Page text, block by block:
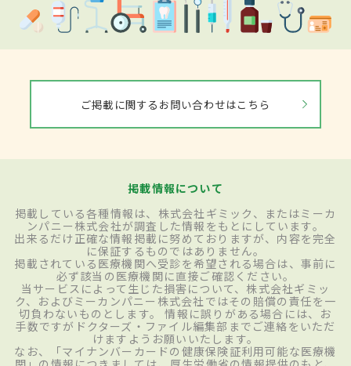
ご掲載に関するお問い合わせはこちら
掲載情報について
掲載している各種情報は、株式会社ギミック、またはミーカ
ンパニー株式会社が調査した情報をもとにしています。
出来るだけ正確な情報掲載に努めておりますが、内容を完全
に保証するものではありません。
掲載されている医療機関へ受診を希望される場合は、事前に
必ず該当の医療機関に直接ご確認ください。
当サービスによって生じた損害について、株式会社ギミッ
ク、およびミーカンパニー株式会社ではその賠償の責任を一
切負わないものとします。 情報に誤りがある場合には、お
手数ですがドクターズ・ファイル編集部までご連絡をいただ
けますようお願いいたします。
なお、「マイナンバーカードの健康保険証利用可能な医療機